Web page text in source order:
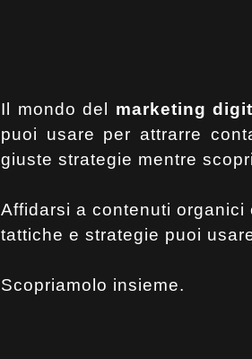
Il mondo del marketing
puoi usare per attrarre
giuste strategie mentre
Affidarsi a contenuti
tattiche e strategie puoi
Scopriamolo insieme.